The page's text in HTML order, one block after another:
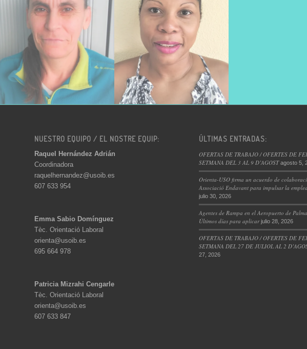
Me llamo Adriana Da Silva y
soy Cocinera y Ayudante de
NUESTRO EQUIPO / EL NOSTRE EQUIP:
Raquel Hernández Adrián
Coordinadora
raquelhernandez@usoib.es
607 633 954
Emma Sabio Domínguez
Tèc. Orientació Laboral
orienta@usoib.es
695 664 978
Patricia Mizrahi Cengarle
Tèc. Orientació Laboral
orienta@usoib.es
607 633 847
ÚLTIMAS ENTRADAS:
OFERTAS DE TRABAJO / OFERTES DE
SETMANA DEL 3 AL 9 D’AGOST agosto 5,
Orienta-USO firma un acuerdo de
Associació Endavant para impulsar la
julio 30, 2026
Agentes de Rampa en el Aeropuerto de
Últimos días para aplicar julio 28, 2026
OFERTAS DE TRABAJO / OFERTES DE
SETMANA DEL 27 DE JULIOL AL 2
27, 2026